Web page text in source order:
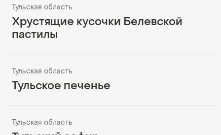
Тульская область
Хрустящие кусочки Белевской
пастилы
Тульская область
Тульское печенье
Тульская область